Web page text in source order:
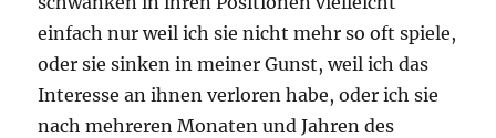
einfach nur weil ich sie nicht mehr so oft spiele,
oder sie sinken in meiner Gunst, weil ich das
Interesse an ihnen verloren habe, oder ich sie
nach mehreren Monaten und Jahren des